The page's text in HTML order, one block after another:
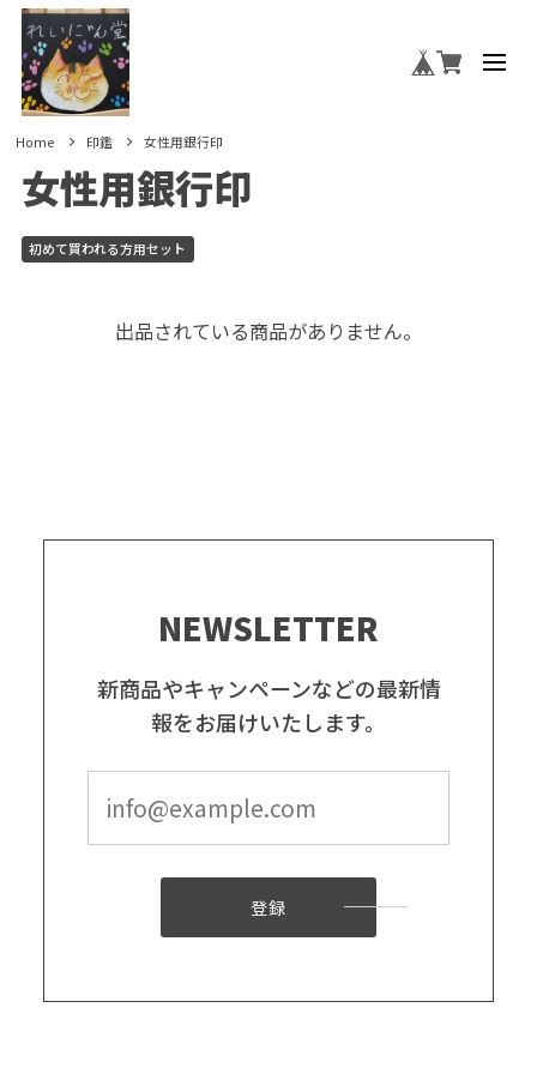
Home 印鑑 女性用銀行印
女性用銀行印
初めて買われる方用セット
出品されている商品がありません。
NEWSLETTER
新商品やキャンペーンなどの最新情
報をお届けいたします。
登録